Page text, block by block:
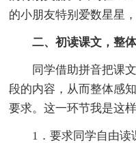
的小朋友特别爱数星星
二、初读课文，整
同学借助拼音把课文
段的内容，从而整体感
要求。这一环节我是这
1．要求同学自由读